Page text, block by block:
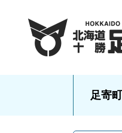
足寄